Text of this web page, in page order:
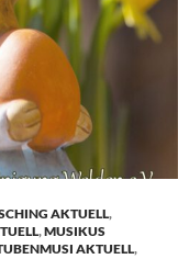
AKTUELL,
,MUSIKUS
AKTUELL,